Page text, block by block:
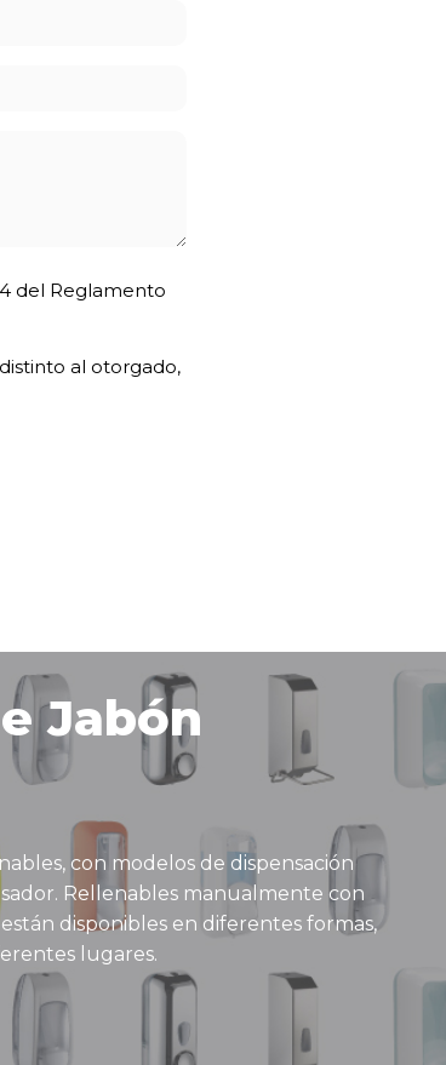
del Reglamento
al otorgado,
Jabón
con modelos de dispensación
Rellenables manualmente con
disponibles en diferentes formas,
lugares.